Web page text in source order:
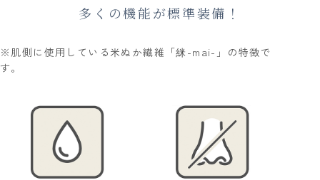
多くの機能が標準装備！
※肌側に使用している米ぬか繊維「䋛-mai-」の特徴で
す。